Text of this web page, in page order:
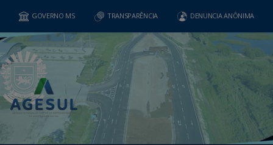
GOVERNO MS TRANSPARÊNCIA DENUNCIA ANÔNIMA